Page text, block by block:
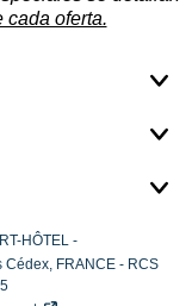
cada oferta.
HÔTEL -
Cédex, FRANCE - RCS